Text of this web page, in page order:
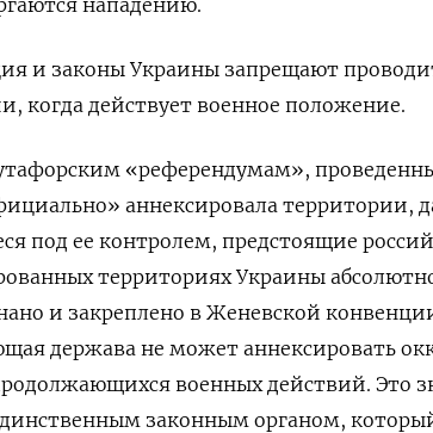
и законы Украины запрещают
когда действует военное положение.
«референдумам»,
аннексировала территории,
под ее контролем, предстоящие
территориях Украины
и закреплено в Женевской
держава не может аннексировать
военных действий. Это
законным органом,